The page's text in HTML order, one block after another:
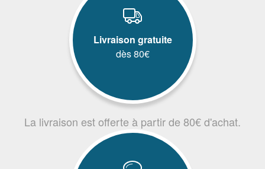
Livraison gratuite
dès 80€
La livraison est offerte à partir de 80€ d'achat.